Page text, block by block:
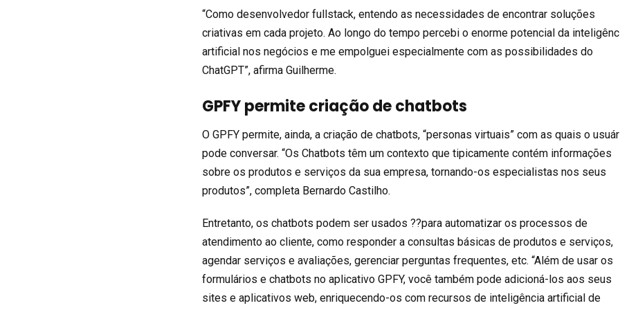
“Como desenvolvedor fullstack, entendo as necessidades de encontrar soluções
criativas em cada projeto. Ao longo do tempo percebi o enorme potencial da
artificial nos negócios e me empolguei especialmente com as possibilidades do
ChatGPT”, afirma Guilherme.
GPFY permite criação de chatbots
O GPFY permite, ainda, a criação de chatbots, “personas virtuais” com as quais o
pode conversar. “Os Chatbots têm um contexto que tipicamente contém informações
sobre os produtos e serviços da sua empresa, tornando-os especialistas nos seus
produtos”, completa Bernardo Castilho.
Entretanto, os chatbots podem ser usados ??para automatizar os processos de
atendimento ao cliente, como responder a consultas básicas de produtos e serviços,
agendar serviços e avaliações, gerenciar perguntas frequentes, etc. “Além de usar os
formulários e chatbots no aplicativo GPFY, você também pode adicioná-los aos seus
sites e aplicativos web, enriquecendo-os com recursos de inteligência artificial de